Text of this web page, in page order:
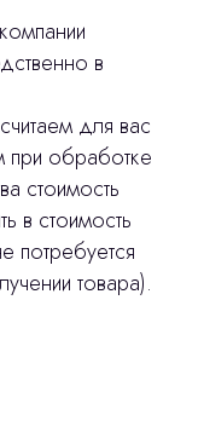
в
для вас
при обработке
стоимость
в стоимость
потребуется
товара).